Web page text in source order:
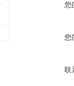
您
您
联